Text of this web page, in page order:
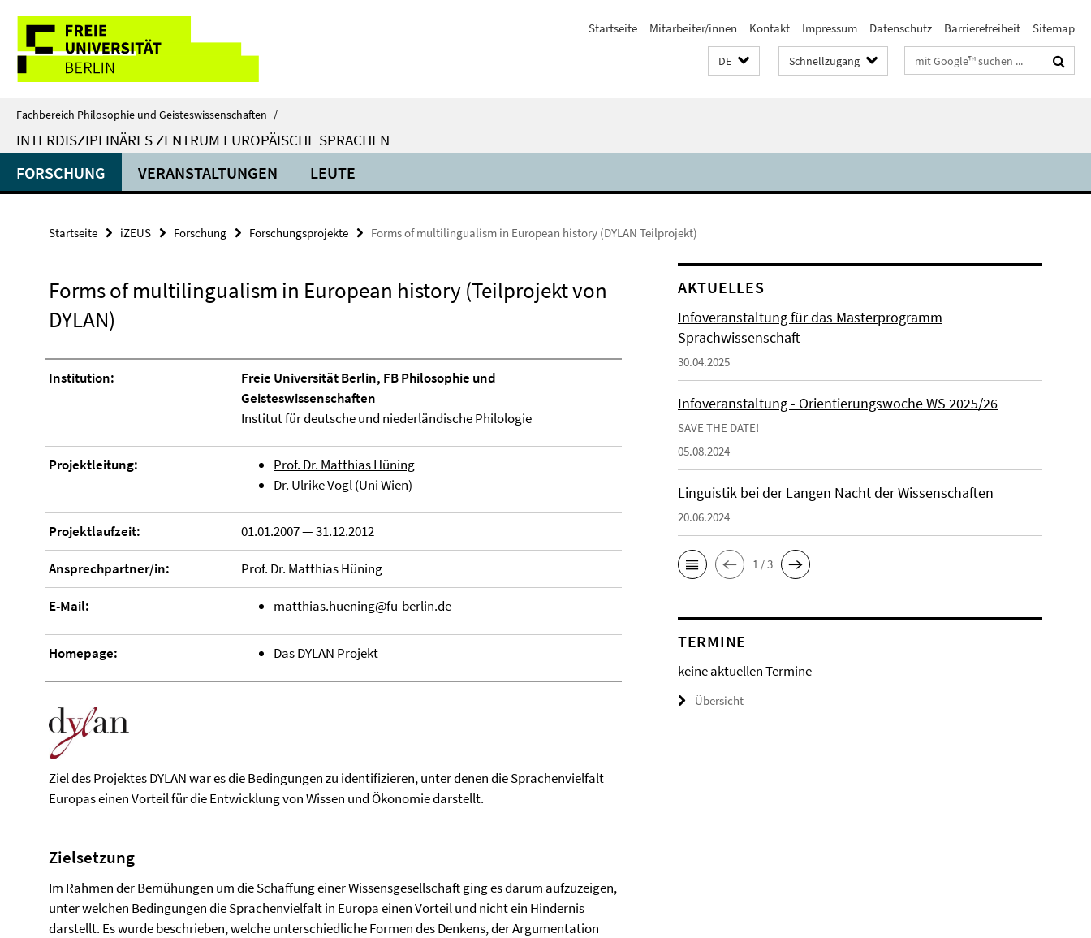
direkt
Inhalt
Service-
Navigation
Startseite Mitarbeiter/innen Kontakt Impressum Datenschutz Barrierefreiheit Sitemap
DE Schnellzugang Suchbegriffe
Fachbereich Philosophie und Geisteswissenschaften /
INTERDISZIPLINÄRES ZENTRUM EUROPÄISCHE SPRACHEN
FORSCHUNG VERANSTALTUNGEN LEUTE
Startseite iZEUS Forschung Forschungsprojekte Forms of multilingualism in European history (DYLAN Teilprojekt)
Forms of multilingualism in European history (Teilprojekt von
DYLAN)
Institution:
Freie Universität Berlin, FB Philosophie und
Geisteswissenschaften
Institut für deutsche und niederländische Philologie
Projektleitung:
Prof. Dr. Matthias Hüning
Dr. Ulrike Vogl (Uni Wien)
Projektlaufzeit: 01.01.2007 — 31.12.2012
Ansprechpartner/in: Prof. Dr. Matthias Hüning
E-Mail: matthias.huening@fu-berlin.de
Homepage: Das DYLAN Projekt
Ziel des Projektes DYLAN war es die Bedingungen zu identifizieren, unter denen die Sprachenvielfalt
Europas einen Vorteil für die Entwicklung von Wissen und Ökonomie darstellt.
Zielsetzung
Im Rahmen der Bemühungen um die Schaffung einer Wissensgesellschaft ging es darum aufzuzeigen,
unter welchen Bedingungen die Sprachenvielfalt in Europa einen Vorteil und nicht ein Hindernis
darstellt. Es wurde beschrieben, welche unterschiedliche Formen des Denkens, der Argumentation
AKTUELLES
Infoveranstaltung für das Masterprogramm
Sprachwissenschaft
30.04.2025
Infoveranstaltung - Orientierungswoche WS 2025/26
SAVE THE DATE!
05.08.2024
Linguistik bei der Langen Nacht der Wissenschaften
20.06.2024
1 / 3
TERMINE
keine aktuellen Termine
Übersicht